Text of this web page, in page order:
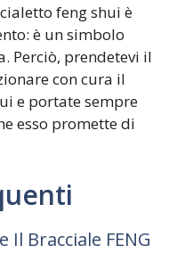
feng shui è
è un simbolo
Perciò, prendetevi il
con cura il
e portate sempre
esso promette di
Il Bracciale FENG